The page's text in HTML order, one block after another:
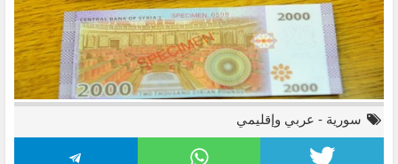
سورية - عربي وإقليمي